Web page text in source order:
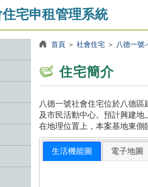
宅申租管理系統
首頁＞ 社會住宅＞ 八德一號
住宅簡介
八德一號社會住宅位於八德
及市民活動中心。預計興建地
在地理位置上，本案基地東側
生活機能圖 電子地圖